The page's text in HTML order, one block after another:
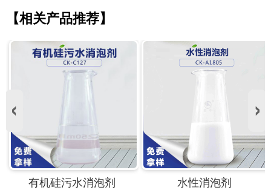
【相关产品推荐】
水性消泡剂 水性油漆油墨消泡剂